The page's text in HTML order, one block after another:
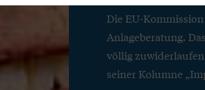
Die EU-
Anlageberatung.
völlig
seiner Kolumne